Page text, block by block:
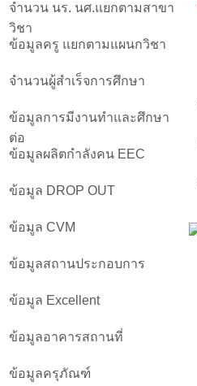
จำนวน นร. นศ.แยกตามสาขา
วิชา
ข้อมูลครู แยกตามแผนกวิชา
จำนวนผู้สำเร็จการศึกษา
ข้อมูลการมีงานทำและศึกษา
ต่อ
ข้อมูลผลิตกำลังคน EEC
ข้อมูล DROP OUT
ข้อมูล CVM
ข้อมูลสถานประกอบการ
ข้อมูล Excellent
ข้อมูลอาคารสถานที่
ข้อมูลครุภัณฑ์